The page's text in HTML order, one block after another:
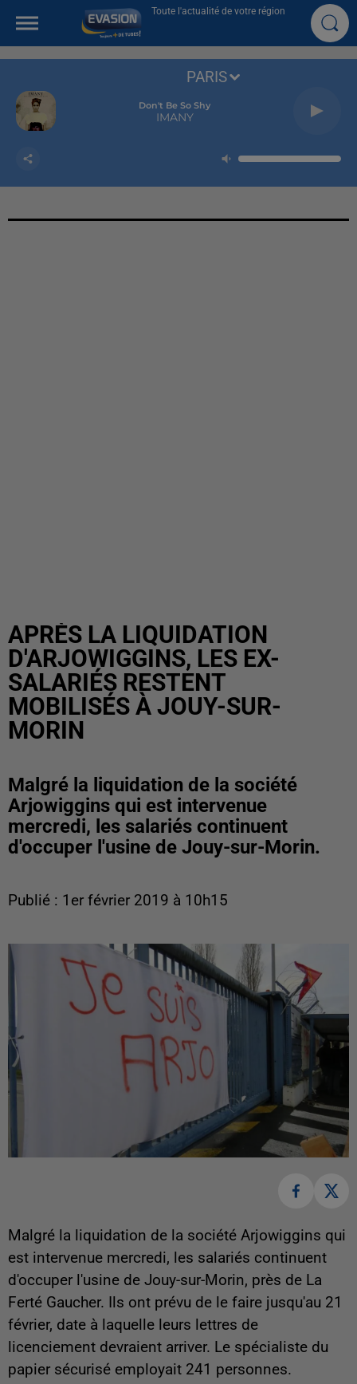
Toute l'actualité de votre région
Don't Be So Shy
IMANY
PARIS
APRÈS LA LIQUIDATION
D'ARJOWIGGINS, LES EX-
SALARIÉS RESTENT
MOBILISÉS À JOUY-SUR-
MORIN
Malgré la liquidation de la société
Arjowiggins qui est intervenue
mercredi, les salariés continuent
d'occuper l'usine de Jouy-sur-Morin.
Publié : 1er février 2019 à 10h15
Malgré la liquidation de la société Arjowiggins qui
est intervenue mercredi, les salariés continuent
d'occuper l'usine de Jouy-sur-Morin, près de La
Ferté Gaucher. Ils ont prévu de le faire jusqu'au 21
février, date à laquelle leurs lettres de
licenciement devraient arriver. Le spécialiste du
papier sécurisé employait 241 personnes.